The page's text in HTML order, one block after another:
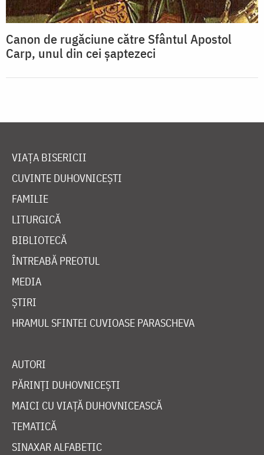
Canon de rugăciune către Sfântul Apostol
Carp, unul din cei şaptezeci
VIAȚA BISERICII
CUVINTE DUHOVNICEȘTI
FAMILIE
LITURGICĂ
BIBLIOTECĂ
ÎNTREABĂ PREOTUL
MEDIA
ȘTIRI
HRAMUL SFINTEI CUVIOASE PARASCHEVA
AUTORI
PĂRINȚI DUHOVNICEȘTI
MAICI CU VIAȚĂ DUHOVNICEASCĂ
TEMATICĂ
SINAXAR ALFABETIC